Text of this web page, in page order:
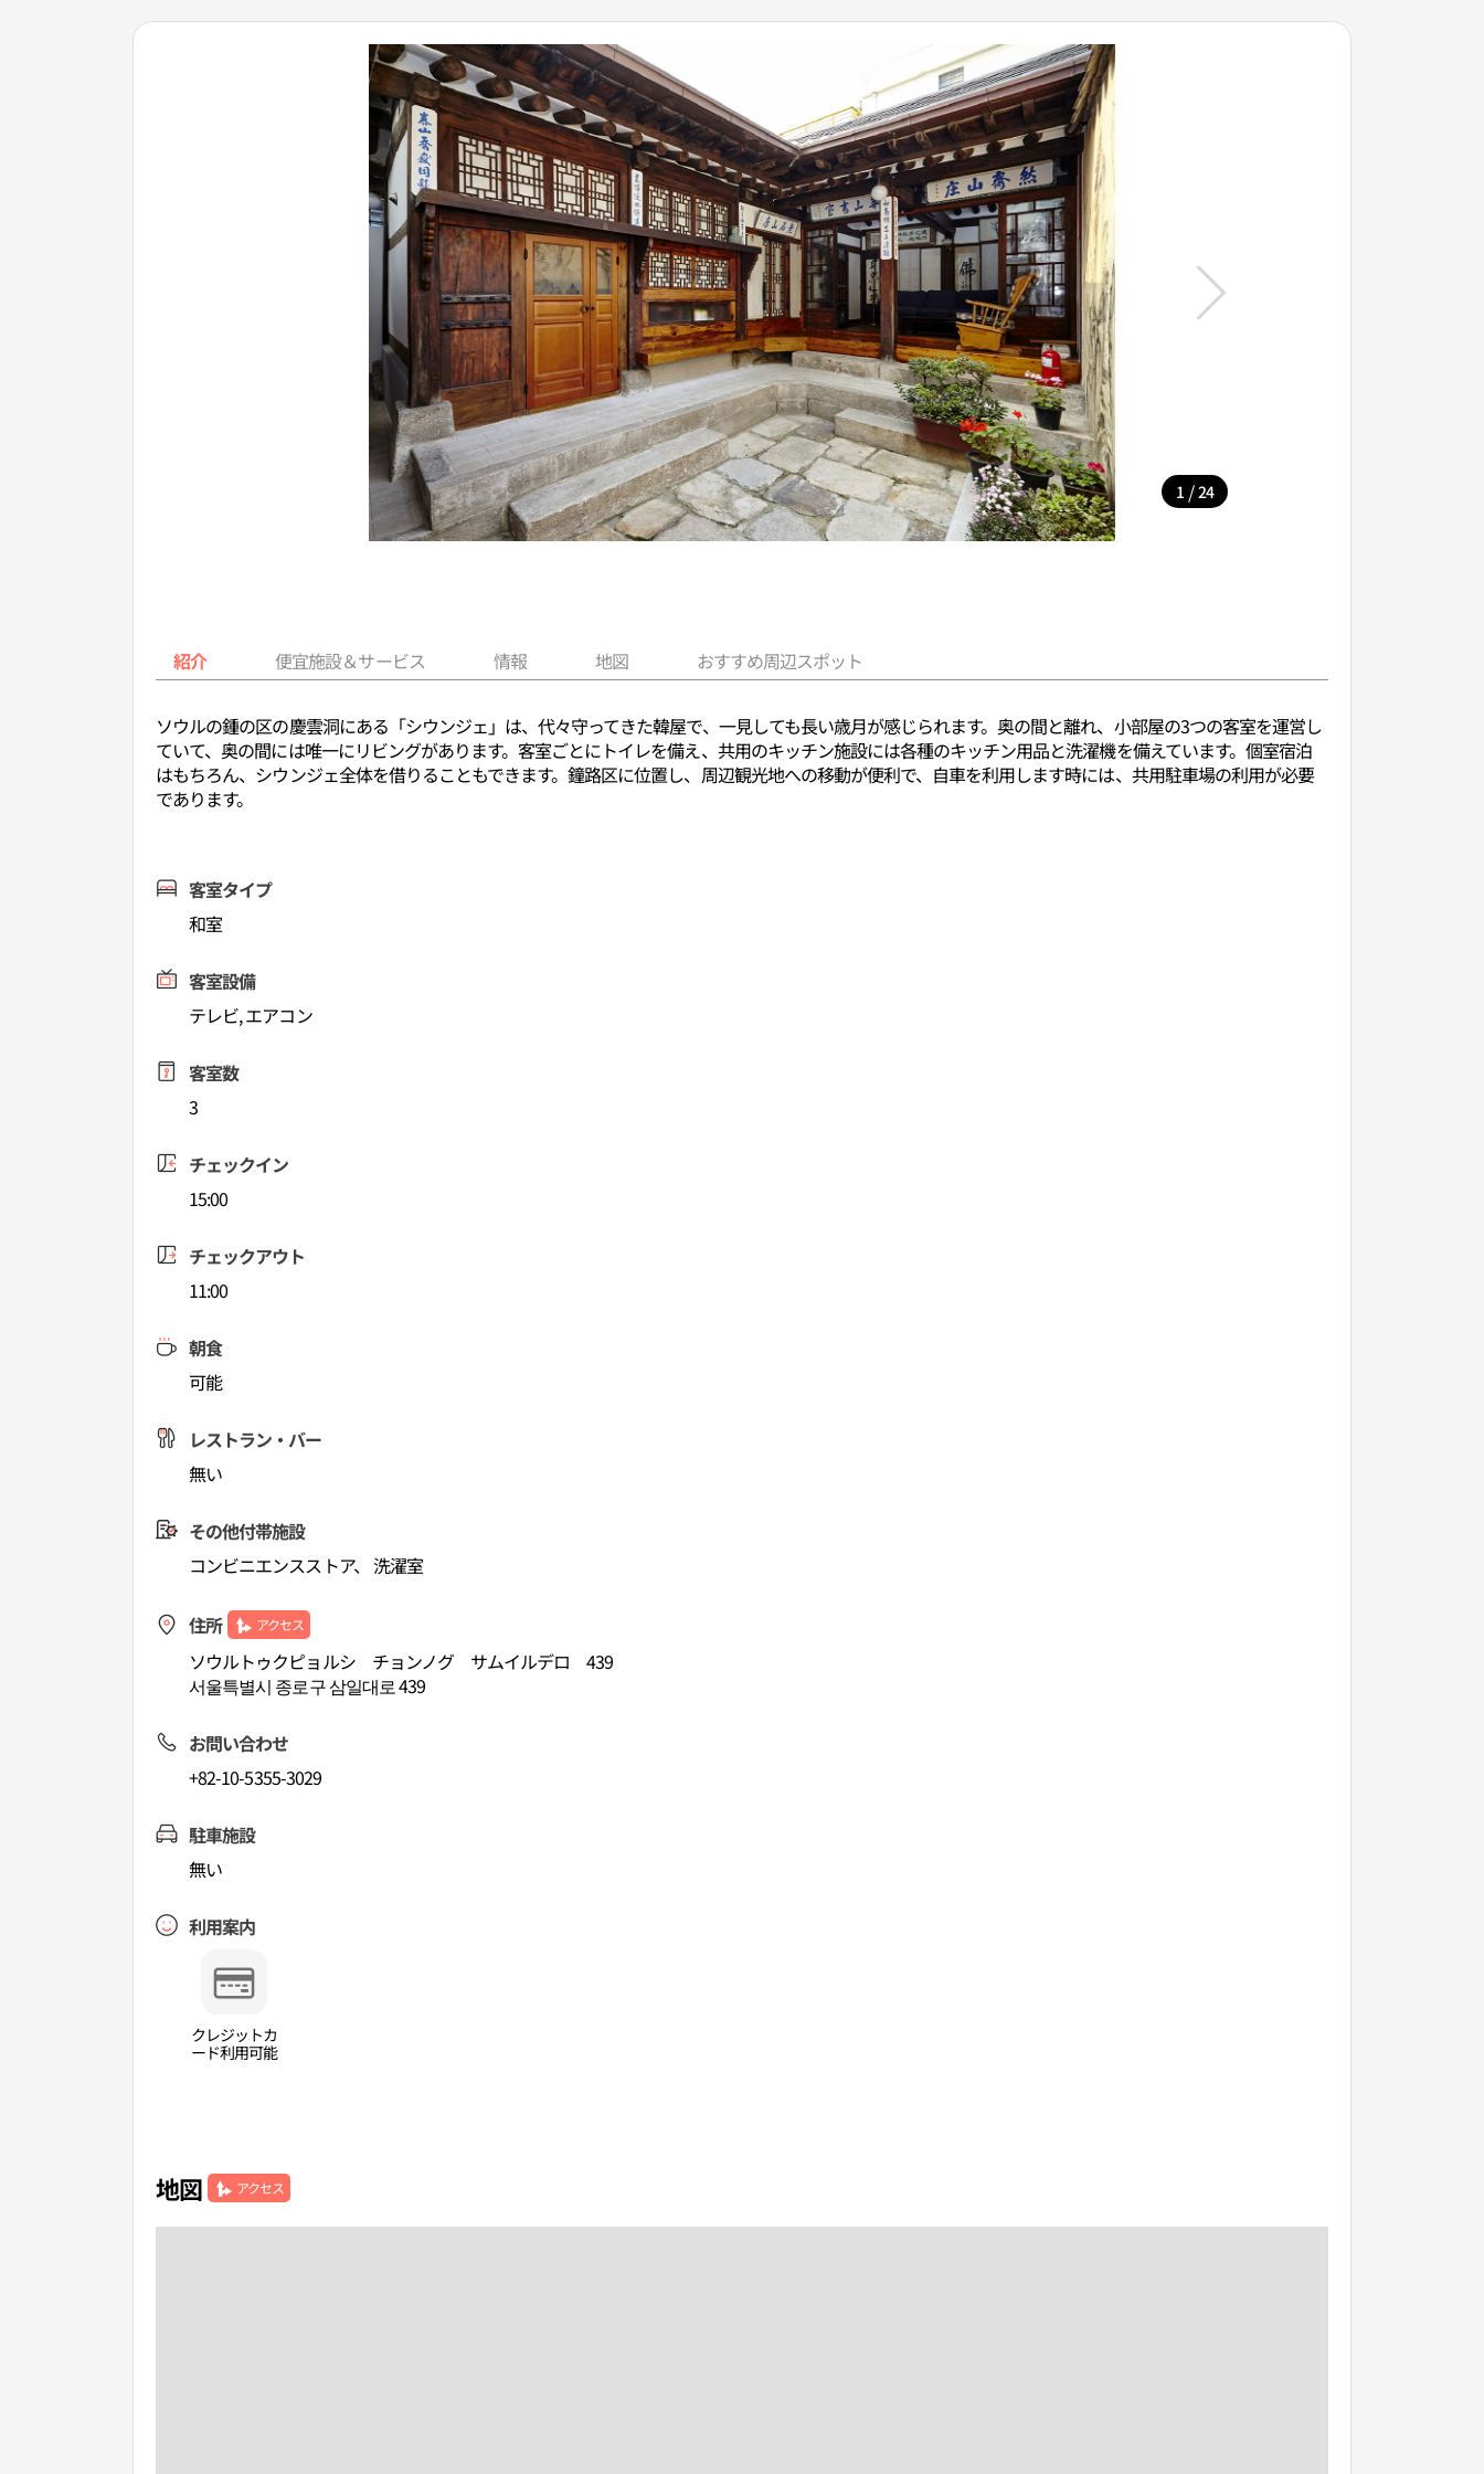
1 / 24
紹介 便宜施設＆サービス 情報 地図 おすすめ周辺スポット
ソウルの鍾の区の慶雲洞にある「シウンジェ」は、代々守ってきた韓屋で、一見しても長い歳月が感じられます。奥の間と離れ、小部屋の3つの客室を運営し
ていて、奥の間には唯一にリビングがあります。客室ごとにトイレを備え、共用のキッチン施設には各種のキッチン用品と洗濯機を備えています。個室宿泊
はもちろん、シウンジェ全体を借りることもできます。鐘路区に位置し、周辺観光地への移動が便利で、自車を利用します時には、共用駐車場の利用が必要
であります。
客室タイプ
和室
客室設備
テレビ, エアコン
客室数
3
チェックイン
15:00
チェックアウト
11:00
朝食
可能
レストラン・バー
無い
その他付帯施設
コンビニエンスストア、 洗濯室
住所 アクセス
ソウルトゥクピョルシ チョンノグ サムイルデロ 439
서울특별시 종로구 삼일대로 439
お問い合わせ
+82-10-5355-3029
駐車施設
無い
利用案内
クレジットカ
ード利用可能
地図 アクセス